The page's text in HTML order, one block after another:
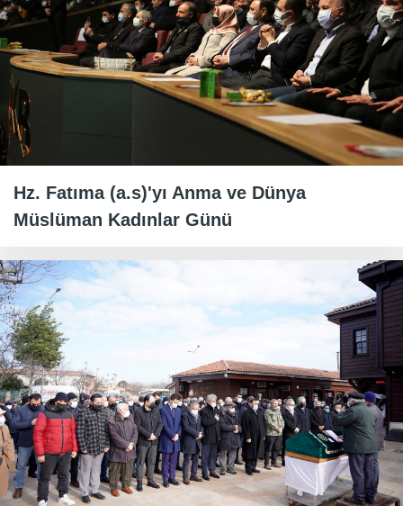
Hz. Fatıma (a.s)'yı Anma ve Dünya
Müslüman Kadınlar Günü